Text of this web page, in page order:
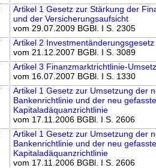
Artikel 1 Gesetz zur Stärkung der
und der Versicherungsaufsicht
vom 29.07.2009 BGBl. I S. 2305
Artikel 2 Investmentänderungsgesetz
vom 21.12.2007 BGBl. I S. 3089
Artikel 3 Finanzmarktrichtlinie-
vom 16.07.2007 BGBl. I S. 1330
Artikel 1 Gesetz zur Umsetzung der
Bankenrichtlinie und der neu
Kapitaladäquanzrichtlinie
vom 17.11.2006 BGBl. I S. 2606
Artikel 1 Gesetz zur Umsetzung der
Bankenrichtlinie und der neu
Kapitaladäquanzrichtlinie
vom 17.11.2006 BGBl. I S. 2606